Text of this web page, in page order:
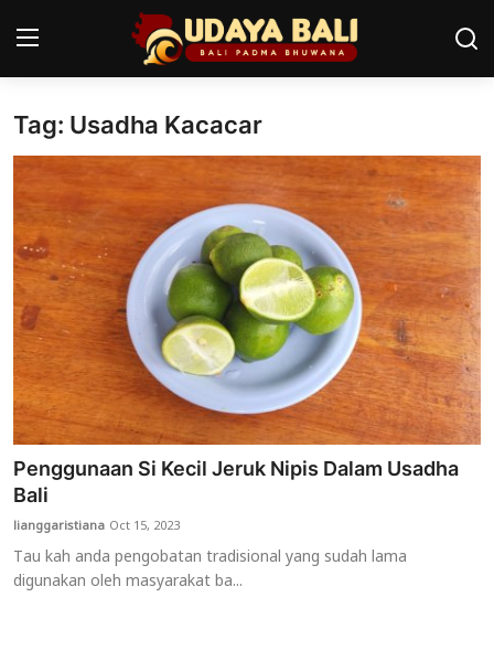
Home
Pura
Desa Adat
Tradisi
Kearifan lokal
Alam Bali
Seni
Kisah
Usadha
Indonesia
Tag: Usadha Kacacar
Penggunaan Si Kecil Jeruk Nipis Dalam Usadha
Bali
lianggaristiana Oct 15, 2023
Tau kah anda pengobatan tradisional yang sudah lama
digunakan oleh masyarakat ba...